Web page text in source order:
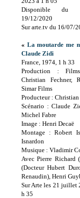
Disponible du
19/12/2020
Sur arte.tv du 16/07/
« La moutarde me
Claude Zidi
France, 1974, 1 h 33
Production :
Christian Fechner,
Simar Films
Producteur : Christian
Scénario : Claude
Michel Fabre
Image : Henri Decaë
Montage : Robert
Isnardon
Musique : Vladimir
Avec Pierre Richard
(Docteur Hubert
Renaudin), Henri
Sur Arte les 21 juillet
h 35